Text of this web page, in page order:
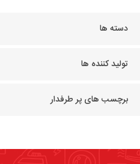
دسته ها
تولید کننده ها
برچسب های پر طرفدار